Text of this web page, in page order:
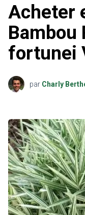
Acheter
Bambou
fortunei
par Charly